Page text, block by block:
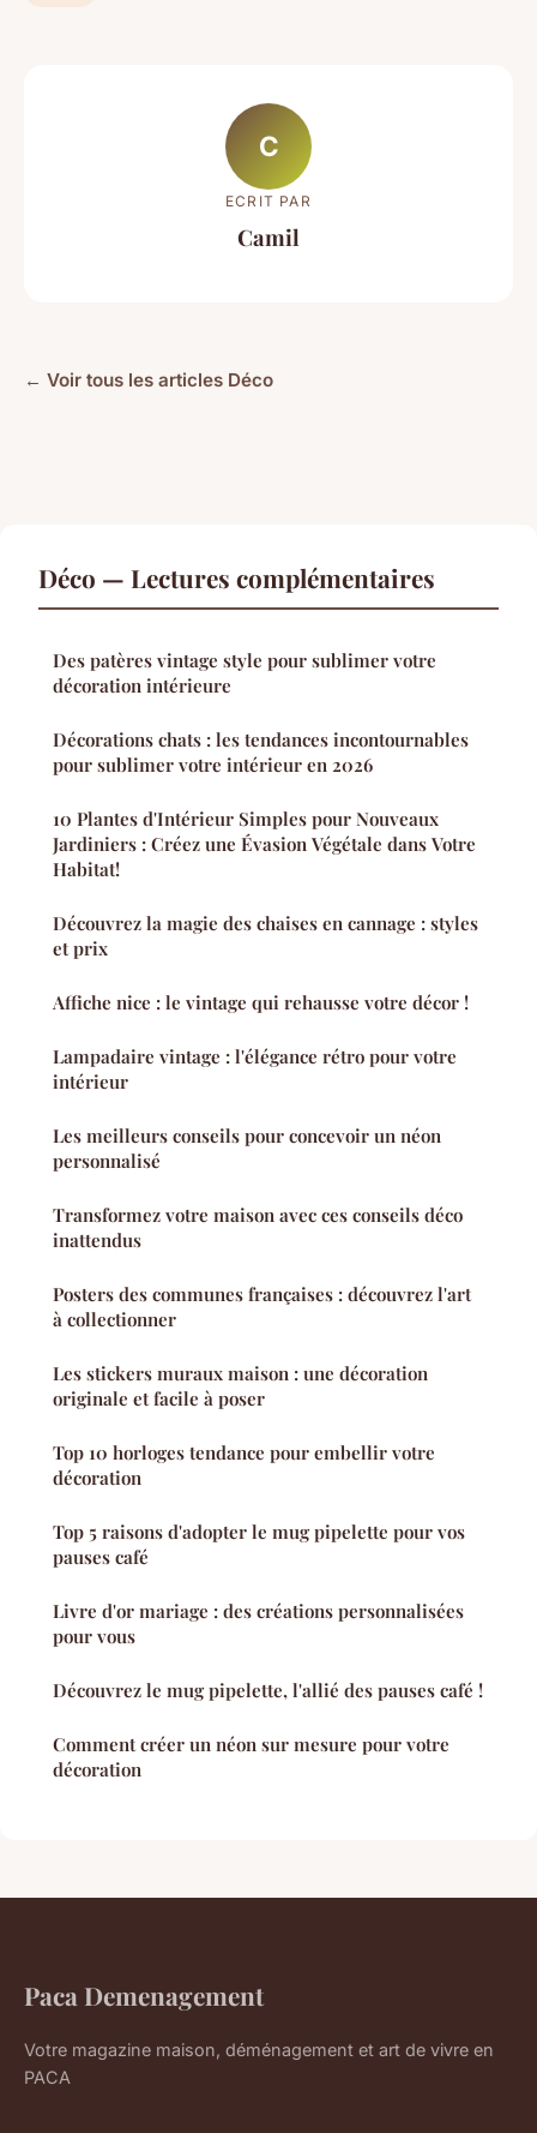
C
ECRIT PAR
Camil
← Voir tous les articles Déco
Déco — Lectures complémentaires
Des patères vintage style pour sublimer votre
décoration intérieure
Décorations chats : les tendances incontournables
pour sublimer votre intérieur en 2026
10 Plantes d'Intérieur Simples pour Nouveaux
Jardiniers : Créez une Évasion Végétale dans Votre
Habitat!
Découvrez la magie des chaises en cannage : styles
et prix
Affiche nice : le vintage qui rehausse votre décor !
Lampadaire vintage : l'élégance rétro pour votre
intérieur
Les meilleurs conseils pour concevoir un néon
personnalisé
Transformez votre maison avec ces conseils déco
inattendus
Posters des communes françaises : découvrez l'art
à collectionner
Les stickers muraux maison : une décoration
originale et facile à poser
Top 10 horloges tendance pour embellir votre
décoration
Top 5 raisons d'adopter le mug pipelette pour vos
pauses café
Livre d'or mariage : des créations personnalisées
pour vous
Découvrez le mug pipelette, l'allié des pauses café !
Comment créer un néon sur mesure pour votre
décoration
Paca Demenagement
Votre magazine maison, déménagement et art de vivre en
PACA